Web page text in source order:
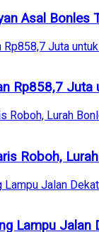
Asal Bonles
Rp858,7
Roboh,
Lampu